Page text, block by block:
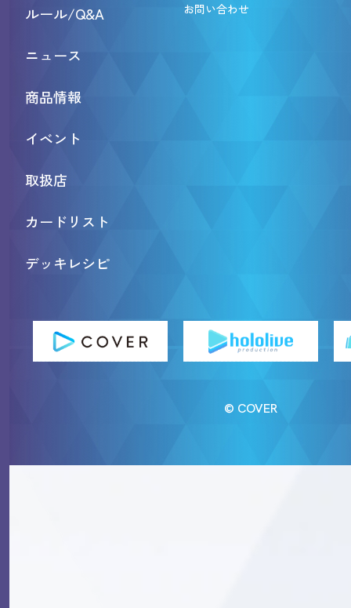
ルール/Q&A
ニュース
商品情報
イベント
取扱店
カードリスト
デッキレシピ
お問い合わせ
© COVER